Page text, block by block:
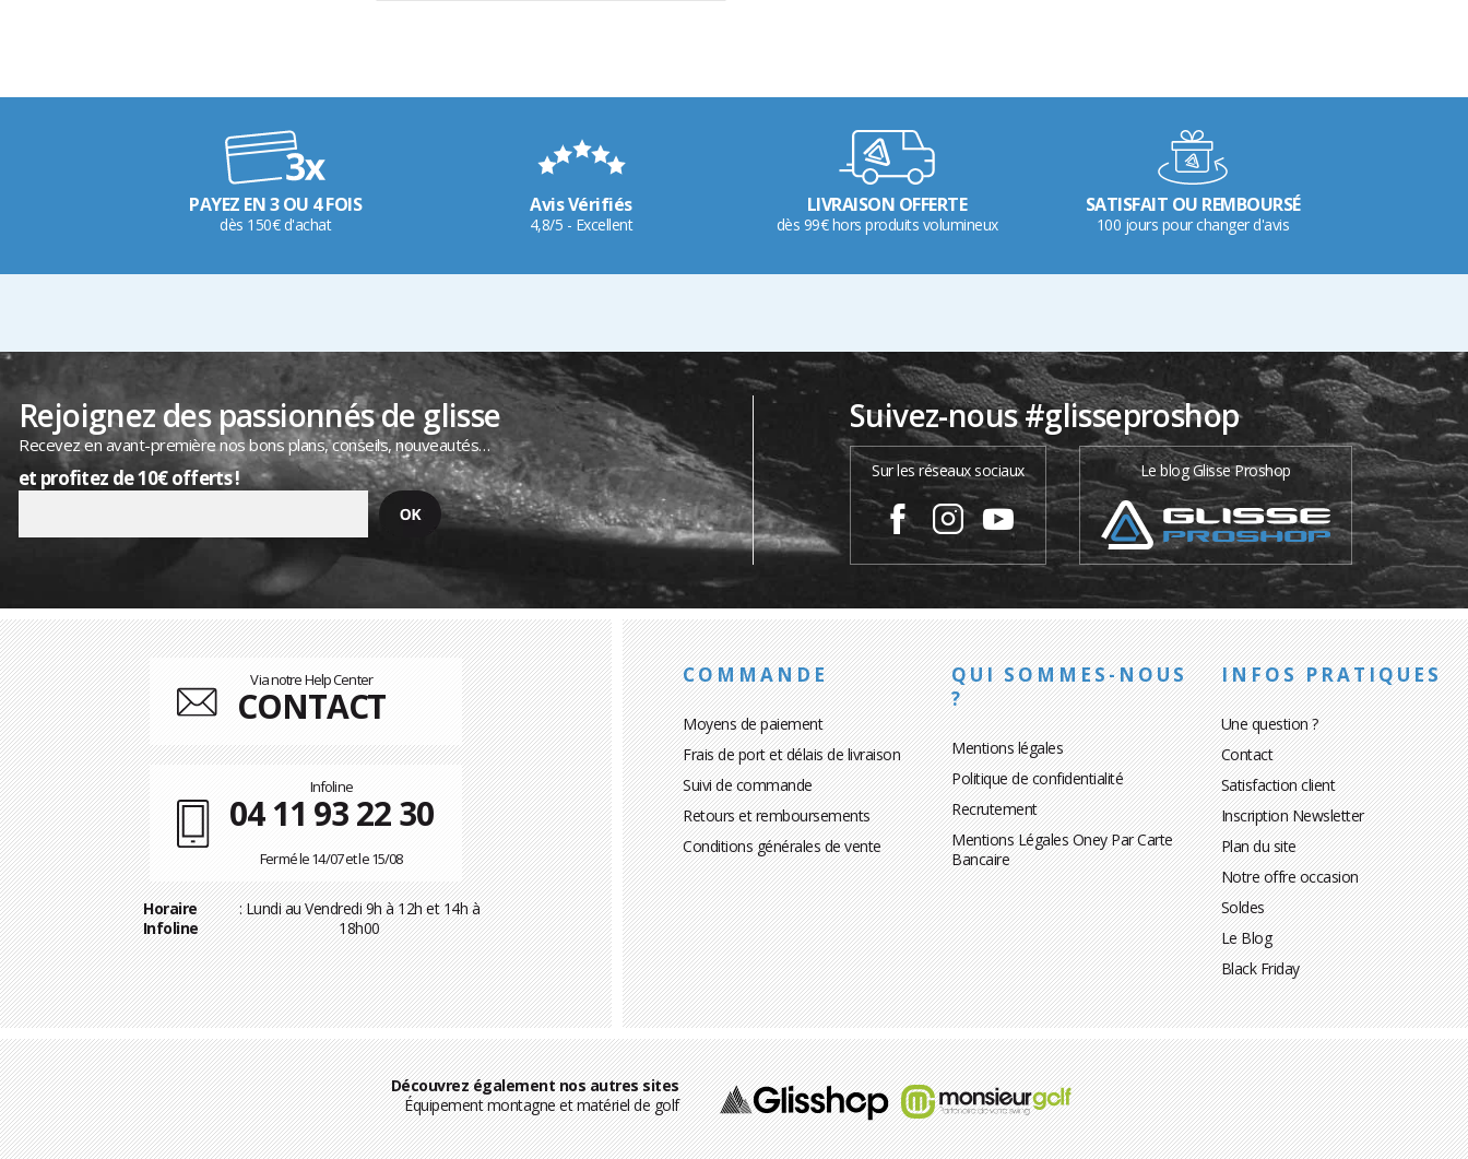
PAYEZ EN 3 OU 4 FOIS
dès 150€ d'achat
Avis Vérifiés
4,8/5 - Excellent
LIVRAISON OFFERTE
dès 99€ hors produits volumineux
SATISFAIT OU REMBOURSÉ
100 jours pour changer d'avis
Rejoignez des passionnés de glisse
Recevez en avant-première nos bons plans, conseils, nouveautés…
et profitez de 10€ offerts !
Suivez-nous #glisseproshop
Sur les réseaux sociaux Le blog Glisse Proshop
Via notre Help Center
CONTACT
Infoline
04 11 93 22 30
Fermé le 14/07 et le 15/08
Horaire
Infoline
: Lundi au Vendredi 9h à 12h et 14h à
18h00
COMMANDE
Moyens de paiement
Frais de port et délais de livraison
Suivi de commande
Retours et remboursements
Conditions générales de vente
QUI SOMMES-NOUS
?
Mentions légales
Politique de confidentialité
Recrutement
Mentions Légales Oney Par Carte
Bancaire
INFOS PRATIQUES
Une question ?
Contact
Satisfaction client
Inscription Newsletter
Plan du site
Notre offre occasion
Soldes
Le Blog
Black Friday
Découvrez également nos autres sites
Équipement montagne et matériel de golf